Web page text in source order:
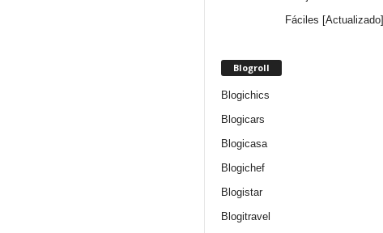
Fáciles [Actualizado]
Blogroll
Blogichics
Blogicars
Blogicasa
Blogichef
Blogistar
Blogitravel